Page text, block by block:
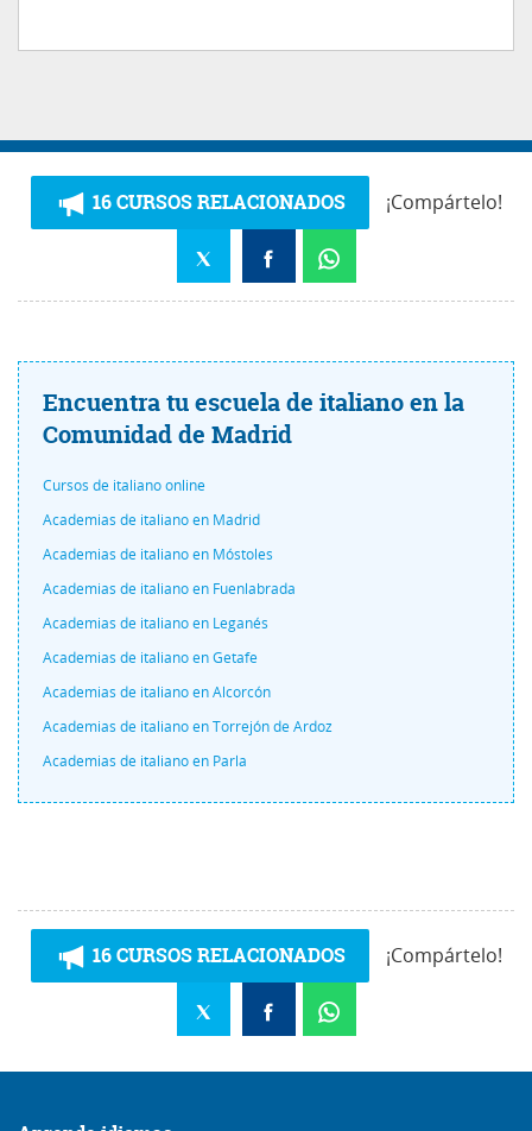
16 CURSOS RELACIONADOS ¡Compártelo!
Encuentra tu escuela de italiano en la
Comunidad de Madrid
Cursos de italiano online
Academias de italiano en Madrid
Academias de italiano en Móstoles
Academias de italiano en Fuenlabrada
Academias de italiano en Leganés
Academias de italiano en Getafe
Academias de italiano en Alcorcón
Academias de italiano en Torrejón de Ardoz
Academias de italiano en Parla
16 CURSOS RELACIONADOS ¡Compártelo!